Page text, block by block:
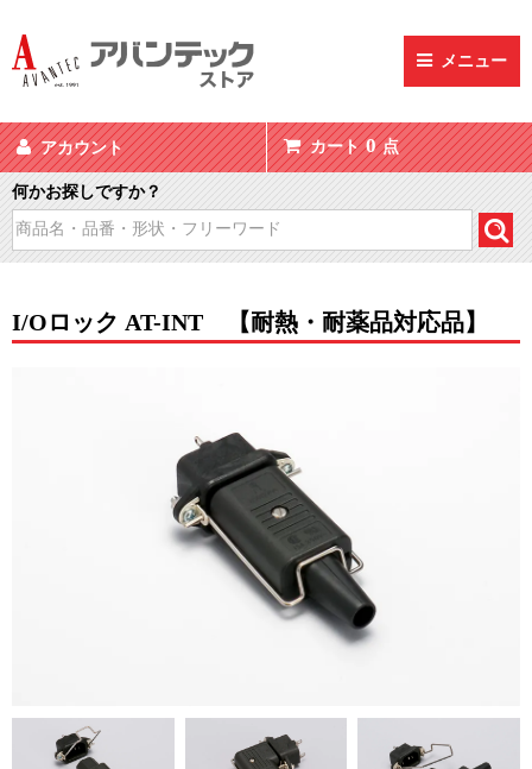
メニュー
アカウント カート 0 点
何かお探しですか？
I/Oロック AT-INT 【耐熱・耐薬品対応品】